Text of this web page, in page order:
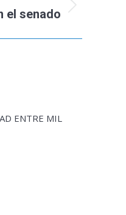
el senado
ENTRE MIL